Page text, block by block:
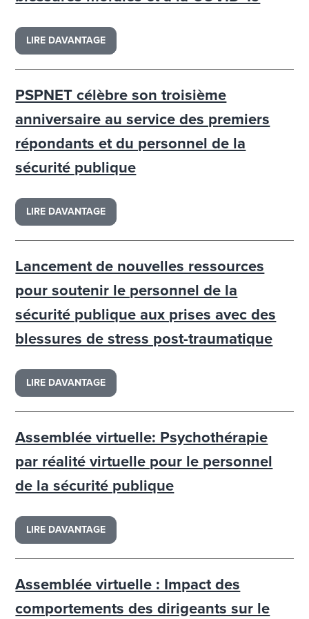
LIRE DAVANTAGE
PSPNET célèbre son troisième
anniversaire au service des premiers
répondants et du personnel de la
sécurité publique
LIRE DAVANTAGE
Lancement de nouvelles ressources
pour soutenir le personnel de la
sécurité publique aux prises avec des
blessures de stress post-traumatique
LIRE DAVANTAGE
Assemblée virtuelle: Psychothérapie
par réalité virtuelle pour le personnel
de la sécurité publique
LIRE DAVANTAGE
Assemblée virtuelle : Impact des
comportements des dirigeants sur le